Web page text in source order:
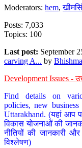
Moderators: hem,
Posts: 7,033
Topics: 100
Last post: September
carving A... by
Development Issues -
Find details on
policies, new
Uttarakhand. (यहां आप
विकास योजनाओं की
नीतियों की जानकारी
विश्लेषण)